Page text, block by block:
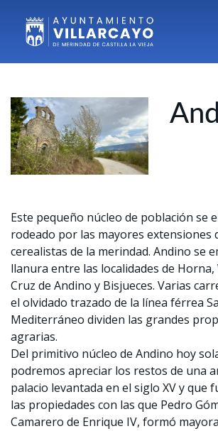
Este pequeño núcleo de población se
rodeado por las mayores extensiones
cerealistas de la merindad. Andino se
llanura entre las localidades de Horna,
Cruz de Andino y Bisjueces. Varias
el olvidado trazado de la línea férrea
Mediterráneo dividen las grandes
agrarias.
Del primitivo núcleo de Andino hoy
podremos apreciar los restos de una
palacio levantada en el siglo XV y que
las propiedades con las que Pedro
Camarero de Enrique IV, formó